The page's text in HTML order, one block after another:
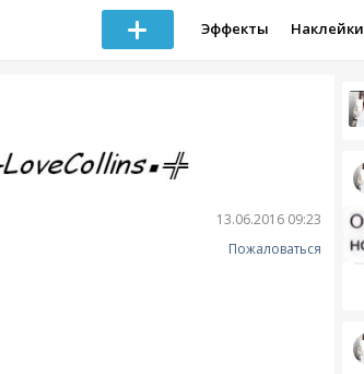
Эффекты Наклейки
13.06.2016 09:23
Пожаловаться